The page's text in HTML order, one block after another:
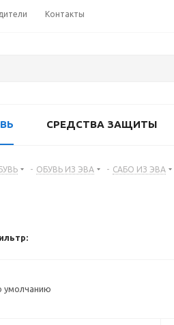
Контакты
СРЕДСТВА ЗАЩИТЫ
- ОБУВЬ ИЗ ЭВА - САБО ИЗ ЭВА
умолчанию